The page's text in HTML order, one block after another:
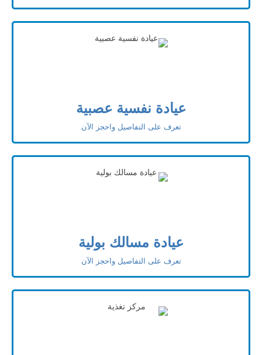
عيادة نفسية عصبية
تعرف على التفاصيل واحجز الآن
عيادة مسالك بولية
تعرف على التفاصيل واحجز الآن